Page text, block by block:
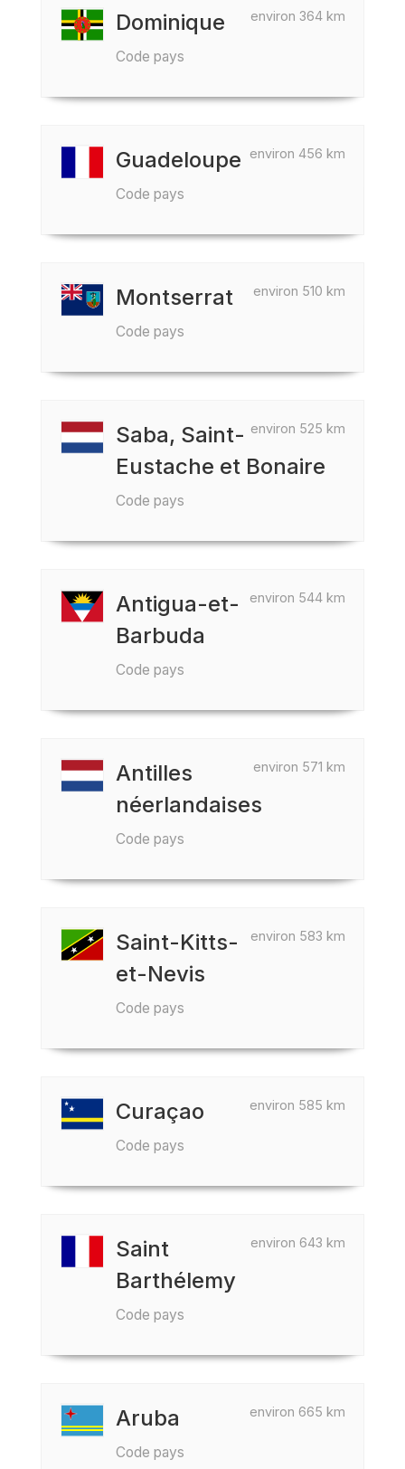
environ 364 km
Dominique
Code pays
environ 456 km
Guadeloupe
Code pays
environ 510 km
Montserrat
Code pays
environ 525 km
Saba, Saint-
Eustache et Bonaire
Code pays
environ 544 km
Antigua-et-
Barbuda
Code pays
environ 571 km
Antilles
néerlandaises
Code pays
environ 583 km
Saint-Kitts-
et-Nevis
Code pays
environ 585 km
Curaçao
Code pays
environ 643 km
Saint
Barthélemy
Code pays
environ 665 km
Aruba
Code pays